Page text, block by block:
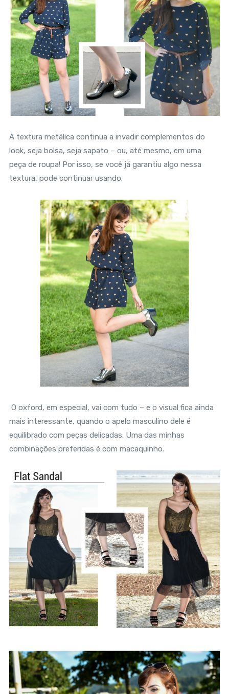
A textura metálica continua a invadir complementos do
look, seja bolsa, seja sapato – ou, até mesmo, em uma
peça de roupa! Por isso, se você já garantiu algo nessa
textura, pode continuar usando.
O oxford, em especial, vai com tudo – e o visual fica ainda
mais interessante, quando o apelo masculino dele é
equilibrado com peças delicadas. Uma das minhas
combinações preferidas é com macaquinho.